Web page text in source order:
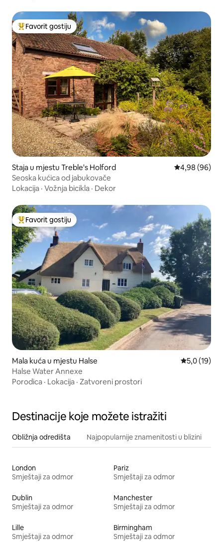
Glavni favorit gostiju
Favorit gostiju
Staja u mjestu Treble's Holford Prosječna
4,98 (96)
Seoska kućica od jabukovače
Lokacija · Vožnja bicikla · Dekor
Glavni favorit gostiju
Favorit gostiju
Mala kuća u mjestu Halse Prosječna
5,0 (19)
Halse Water Annexe
Porodica · Lokacija · Zatvoreni prostori
Destinacije koje možete istražiti
Obližnja odredišta Najpopularnije znamenitosti u blizini
London
Smještaji za odmor
Pariz
Smještaji za odmor
Dublin
Smještaji za odmor
Manchester
Smještaji za odmor
Lille
Smještaji za odmor
Birmingham
Smještaji za odmor